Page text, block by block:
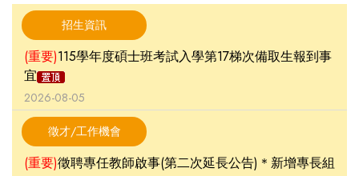
招生資訊
(重要)115學年度碩士班考試入學第17梯次備取生報到事
宜
2026-08-05
徵才/工作機會
(重要)徵聘專任教師啟事(第二次延長公告)＊新增專長組